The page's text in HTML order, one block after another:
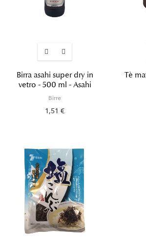
Birra asahi super dry in
vetro - 500 ml - Asahi
Birre
1,51 €
Tè